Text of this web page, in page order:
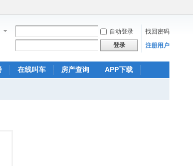
自动登录
找回密码
登录 注册用户
在线叫车 房产查询 APP下载